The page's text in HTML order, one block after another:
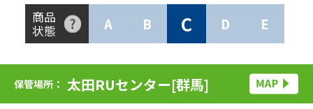
商品
状態
A B C D E
保管場所： 太田RUセンター[群馬]